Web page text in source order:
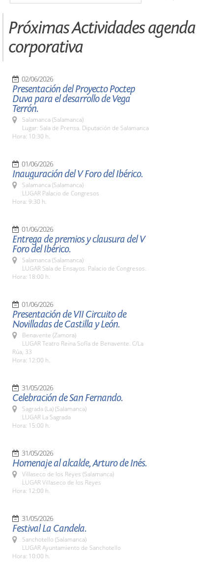
Próximas Actividades agenda
corporativa
02/06/2026
Presentación del Proyecto Poctep
Duva para el desarrollo de Vega
Terrón.
Salamanca (Salamanca)
Lugar: Sala de Prensa. Diputación de Salamanca
Hora: 10:30 h.
01/06/2026
Inauguración del V Foro del Ibérico.
Salamanca (Salamanca)
LUGAR Palacio de Congresos
Hora: 9:30 h.
01/06/2026
Entrega de premios y clausura del V
Foro del Ibérico.
Salamanca (Salamanca)
LUGAR Sala de Ensayos. Palacio de Congresos.
Hora: 18:00 h.
01/06/2026
Presentación de VII Circuito de
Novilladas de Castilla y León.
Benavente (Zamora)
LUGAR Teatro Reina Sofía de Benavente. C/La
Rúa, 33
Hora: 12:00 h.
31/05/2026
Celebración de San Fernando.
Sagrada (La) (Salamanca)
LUGAR La Sagrada
Hora: 15:00 h.
31/05/2026
Homenaje al alcalde, Arturo de Inés.
Villaseco de los Reyes (Salamanca)
LUGAR Villaseco de los Reyes
Hora: 12:00 h.
31/05/2026
Festival La Candela.
Sanchotello (Salamanca)
LUGAR Ayuntamiento de Sanchotello
Hora: 10:00 h.